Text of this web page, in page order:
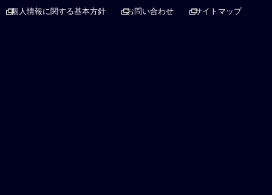
個人情報に関する基本方針 お問い合わせ サイトマップ